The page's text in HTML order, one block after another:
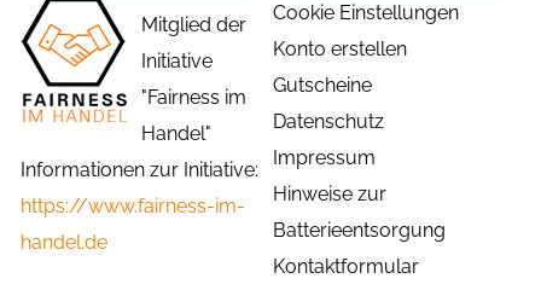
Mitglied der
Initiative
"Fairness im
Handel"
Informationen zur Initiative:
https://www.fairness-im-
handel.de
Cookie Einstellungen
Konto erstellen
Gutscheine
Datenschutz
Impressum
Hinweise zur
Batterieentsorgung
Kontaktformular